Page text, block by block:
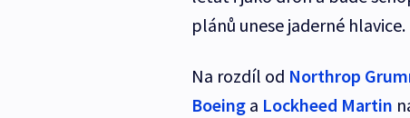
plánů unese jaderné hlavice.
Na rozdíl od Northrop
Boeinga Lockheed Martin